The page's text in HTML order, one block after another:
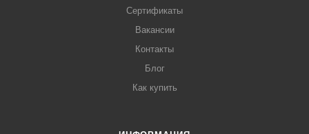
Сертификаты
Вакансии
Контакты
Блог
Как купить